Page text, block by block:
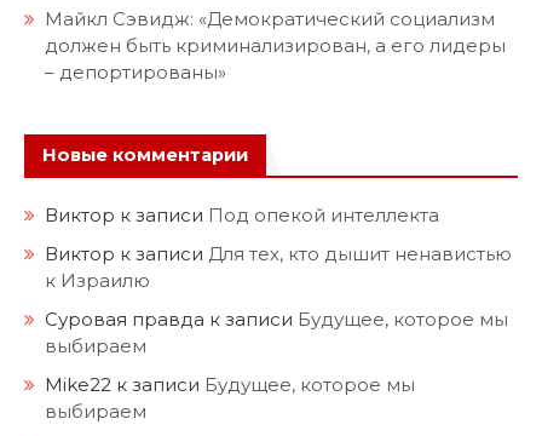
Майкл Сэвидж: «Демократический социализм
должен быть криминализирован, а его лидеры
– депортированы»
Новые комментарии
Виктор к записи Под опекой интеллекта
Виктор к записи Для тех, кто дышит ненавистью
к Израилю
Суровая правда к записи Будущее, которое мы
выбираем
Mike22 к записи Будущее, которое мы
выбираем